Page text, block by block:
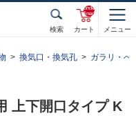
検索 カート
unde
fined
メニュー
換気口・換気孔 ガラリ・べ
上下開口タイプ K